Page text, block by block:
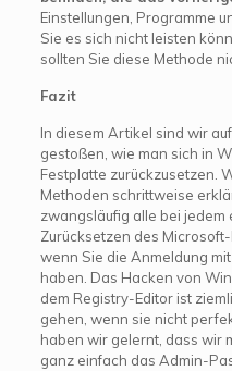
Einstellungen, Programme
Sie es sich nicht leisten
sollten Sie diese Methode
Fazit
In diesem Artikel sind wir
gestoßen, wie man sich in
Festplatte zurückzusetzen.
Methoden schrittweise
zwangsläufig alle bei jedem
Zurücksetzen des
wenn Sie die Anmeldung
haben. Das Hacken von
dem Registry-Editor ist
gehen, wenn sie nicht
haben wir gelernt, dass wir
ganz einfach das Admin-